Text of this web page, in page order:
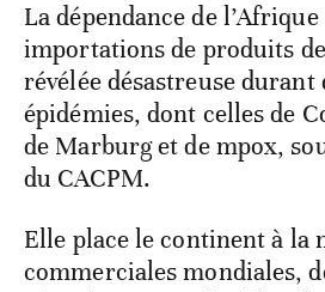
La dépendance de
importations de produits de
révélée désastreuse durant
épidémies, dont celles de
de Marburg et de mpox,
du CACPM.
Elle place le continent à la
commerciales mondiales,